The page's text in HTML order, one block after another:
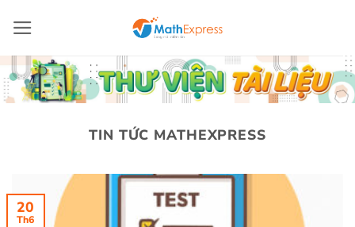
qua
nội
dung
TIN TỨC MATHEXPRESS
20
Th6